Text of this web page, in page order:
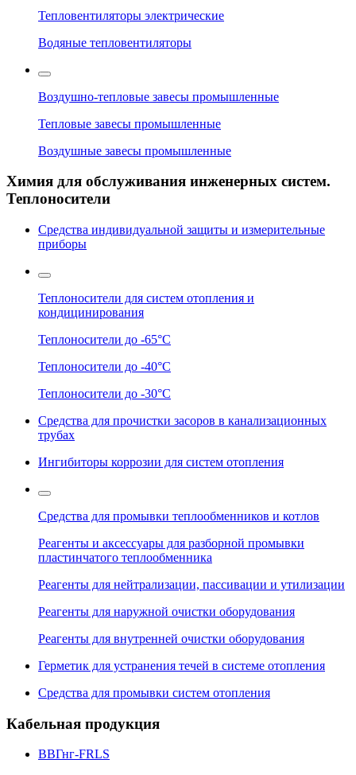
Тепловентиляторы электрические
Водяные тепловентиляторы
Воздушно-тепловые завесы промышленные
Тепловые завесы промышленные
Воздушные завесы промышленные
Химия для обслуживания инженерных систем.
Теплоносители
Средства индивидуальной защиты и измерительные
приборы
Теплоносители для систем отопления и
кондицинирования
Теплоносители до -65°C
Теплоносители до -40°C
Теплоносители до -30°C
Средства для прочистки засоров в канализационных
трубах
Ингибиторы коррозии для систем отопления
Средства для промывки теплообменников и котлов
Реагенты и аксессуары для разборной промывки
пластинчатого теплообменника
Реагенты для нейтрализации, пассивации и утилизации
Реагенты для наружной очистки оборудования
Реагенты для внутренней очистки оборудования
Герметик для устранения течей в системе отопления
Средства для промывки систем отопления
Кабельная продукция
ВВГнг-FRLS